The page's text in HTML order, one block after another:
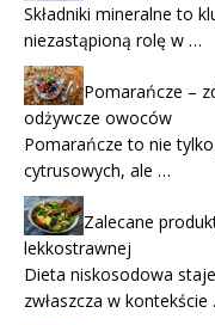
Składniki mineralne to
niezastąpioną rolę w …
Pomarańcze –
odżywcze owoców
Pomarańcze to nie
cytrusowych, ale …
Zalecane
lekkostrawnej
Dieta niskosodowa
zwłaszcza w kontekście